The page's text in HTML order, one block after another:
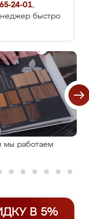
24-01,
быстро
мы работаем
В 5%